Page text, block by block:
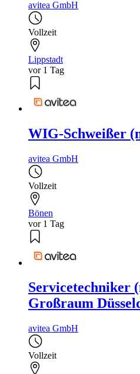
avitea GmbH
Vollzeit
Lippstadt
vor 1 Tag
WIG-Schweißer
avitea GmbH
Vollzeit
Bönen
vor 1 Tag
Servicetechniker
Großraum
avitea GmbH
Vollzeit